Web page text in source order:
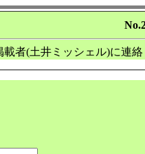
載者(土井ミッシェル)に連